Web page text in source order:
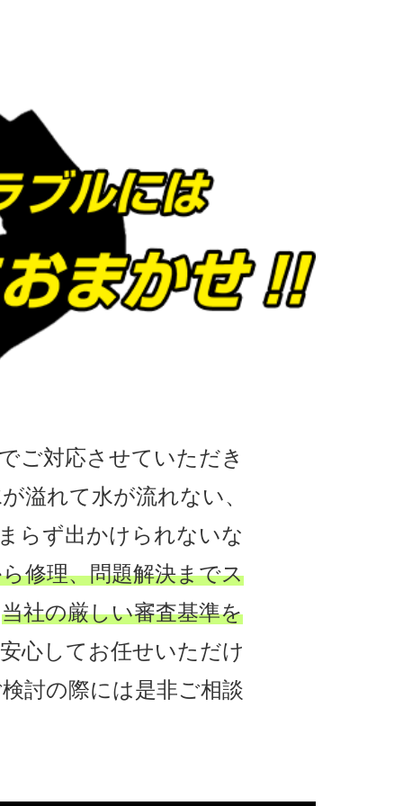
ご対応させていただき
溢れて水が流れない、
らず出かけられないな
修理、問題解決までス
当社の厳しい審査基準を
心してお任せいただけ
討の際には是非ご相談